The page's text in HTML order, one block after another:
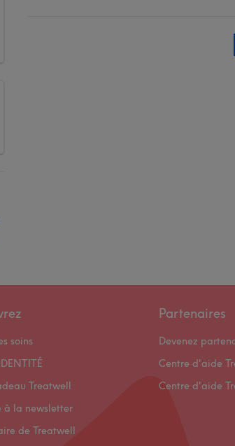
soins
Treatwell
à la newsletter
de Treatwell
Partenaires
Devenez
Centre d'aide
Centre d'aide